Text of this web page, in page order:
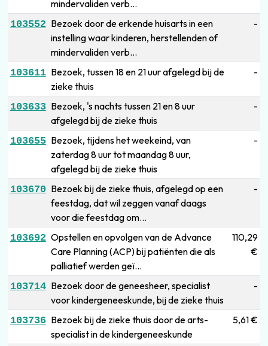
mindervaliden verb...
103552 Bezoek door de erkende huisarts in een
instelling waar kinderen, herstellenden of
mindervaliden verb...
-
103611 Bezoek, tussen 18 en 21 uur afgelegd bij de
zieke thuis
-
103633 Bezoek, 's nachts tussen 21 en 8 uur
afgelegd bij de zieke thuis
-
103655 Bezoek, tijdens het weekeind, van
zaterdag 8 uur tot maandag 8 uur,
afgelegd bij de zieke thuis
-
103670 Bezoek bij de zieke thuis, afgelegd op een
feestdag, dat wil zeggen vanaf daags
voor die feestdag om...
-
103692 Opstellen en opvolgen van de Advance
Care Planning (ACP) bij patiënten die als
palliatief werden geï...
110,29
€
103714 Bezoek door de geneesheer, specialist
voor kindergeneeskunde, bij de zieke thuis
-
103736 Bezoek bij de zieke thuis door de arts-
specialist in de kindergeneeskunde
5,61 €